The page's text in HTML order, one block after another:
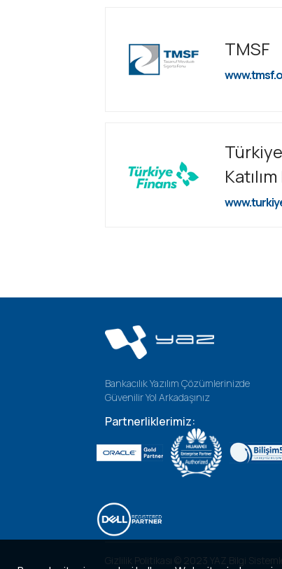
TMSF
Bankacılık Yazılım Çözümlerinizde
Güvenilir Yol Arkadaşınız
Partnerliklerimiz:
Gizlilik Politikası © 2023 YAZ Bilgi